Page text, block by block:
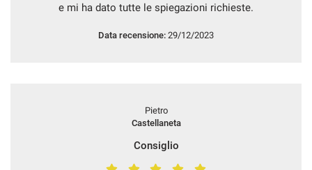
e mi ha dato tutte le spiegazioni richieste.
Data recensione: 29/12/2023
Pietro
Castellaneta
Consiglio